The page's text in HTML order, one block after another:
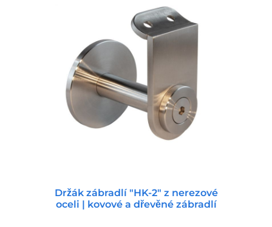
Držák zábradlí "HK-2" z nerezové
oceli | kovové a dřevěné zábradlí